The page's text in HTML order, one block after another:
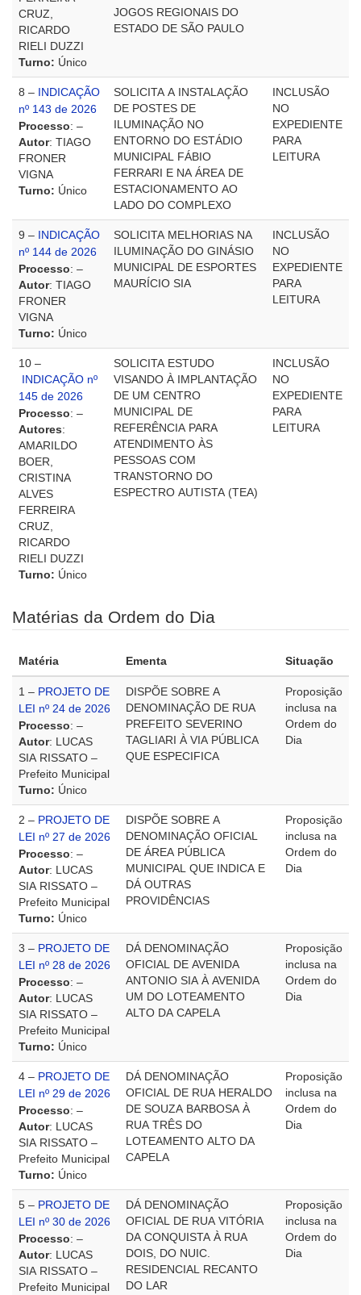
CRUZ,
RICARDO
RIELI DUZZI
Turno: Único
JOGOS REGIONAIS DO
ESTADO DE SÃO PAULO
8 – INDICAÇÃO
nº 143 de 2026
Processo: –
Autor: TIAGO
FRONER
VIGNA
Turno: Único
SOLICITA A INSTALAÇÃO
DE POSTES DE
ILUMINAÇÃO NO
ENTORNO DO ESTÁDIO
MUNICIPAL FÁBIO
FERRARI E NA ÁREA DE
ESTACIONAMENTO AO
LADO DO COMPLEXO
INCLUSÃO
NO
EXPEDIENTE
PARA
LEITURA
9 – INDICAÇÃO
nº 144 de 2026
Processo: –
Autor: TIAGO
FRONER
VIGNA
Turno: Único
SOLICITA MELHORIAS NA
ILUMINAÇÃO DO GINÁSIO
MUNICIPAL DE ESPORTES
MAURÍCIO SIA
INCLUSÃO
NO
EXPEDIENTE
PARA
LEITURA
10 –
INDICAÇÃO nº
145 de 2026
Processo: –
Autores:
AMARILDO
BOER,
CRISTINA
ALVES
FERREIRA
CRUZ,
RICARDO
RIELI DUZZI
Turno: Único
SOLICITA ESTUDO
VISANDO À IMPLANTAÇÃO
DE UM CENTRO
MUNICIPAL DE
REFERÊNCIA PARA
ATENDIMENTO ÀS
PESSOAS COM
TRANSTORNO DO
ESPECTRO AUTISTA (TEA)
INCLUSÃO
NO
EXPEDIENTE
PARA
LEITURA
Matérias da Ordem do Dia
Matéria Ementa Situação
1 – PROJETO DE
LEI nº 24 de 2026
Processo: –
Autor: LUCAS
SIA RISSATO –
Prefeito Municipal
Turno: Único
DISPÕE SOBRE A
DENOMINAÇÃO DE RUA
PREFEITO SEVERINO
TAGLIARI À VIA PÚBLICA
QUE ESPECIFICA
Proposição
inclusa na
Ordem do
Dia
2 – PROJETO DE
LEI nº 27 de 2026
Processo: –
Autor: LUCAS
SIA RISSATO –
Prefeito Municipal
Turno: Único
DISPÕE SOBRE A
DENOMINAÇÃO OFICIAL
DE ÁREA PÚBLICA
MUNICIPAL QUE INDICA E
DÁ OUTRAS
PROVIDÊNCIAS
Proposição
inclusa na
Ordem do
Dia
3 – PROJETO DE
LEI nº 28 de 2026
Processo: –
Autor: LUCAS
SIA RISSATO –
Prefeito Municipal
Turno: Único
DÁ DENOMINAÇÃO
OFICIAL DE AVENIDA
ANTONIO SIA À AVENIDA
UM DO LOTEAMENTO
ALTO DA CAPELA
Proposição
inclusa na
Ordem do
Dia
4 – PROJETO DE
LEI nº 29 de 2026
Processo: –
Autor: LUCAS
SIA RISSATO –
Prefeito Municipal
Turno: Único
DÁ DENOMINAÇÃO
OFICIAL DE RUA HERALDO
DE SOUZA BARBOSA À
RUA TRÊS DO
LOTEAMENTO ALTO DA
CAPELA
Proposição
inclusa na
Ordem do
Dia
5 – PROJETO DE
LEI nº 30 de 2026
Processo: –
Autor: LUCAS
SIA RISSATO –
Prefeito Municipal
DÁ DENOMINAÇÃO
OFICIAL DE RUA VITÓRIA
DA CONQUISTA À RUA
DOIS, DO NUIC.
RESIDENCIAL RECANTO
DO LAR
Proposição
inclusa na
Ordem do
Dia